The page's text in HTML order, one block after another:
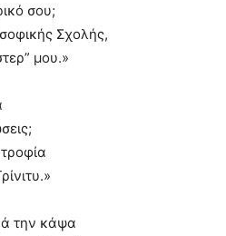
σου;
Σχολής,
μου.»
την κάψα